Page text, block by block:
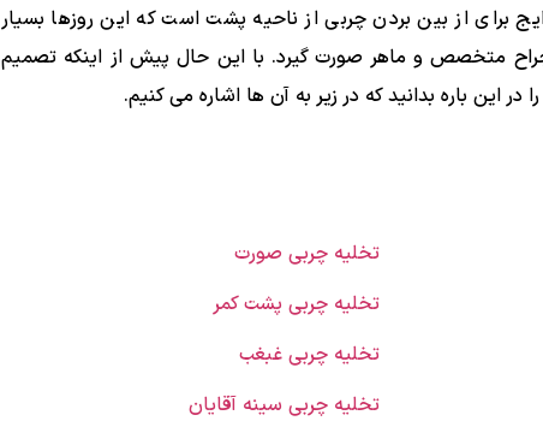
برای از بین بردن چربی از ناحیه پشت است که این روزها بسیار
متخصص و ماهر صورت گیرد. با این حال پیش از اینکه تصمیم
در این باره بدانید که در زیر به آن ها اشاره می کنیم.
تخلیه چربی صورت
تخلیه چربی پشت کمر
تخلیه چربی غبغب
تخلیه چربی سینه آقایان